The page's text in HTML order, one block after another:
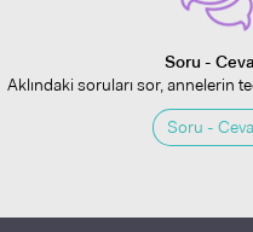
Soru -
Aklındaki soruları sor, annelerin
Soru -